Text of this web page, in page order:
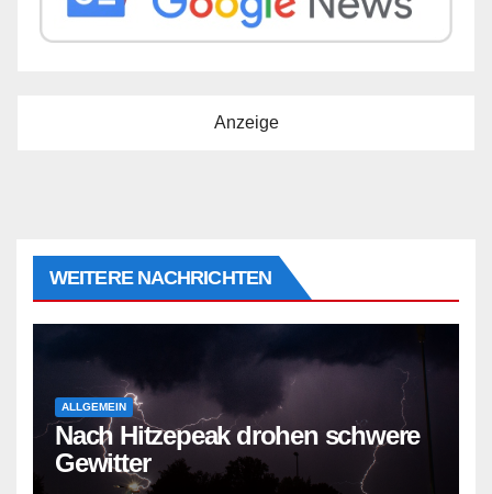
Anzeige
WEITERE NACHRICHTEN
ALLGEMEIN
Nach Hitzepeak drohen schwere
Gewitter